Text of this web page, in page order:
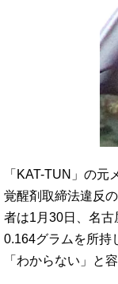
「KAT-TUN」の元
覚醒剤取締法違反
者は1月30日、名
0.164グラムを所持
「わからない」と